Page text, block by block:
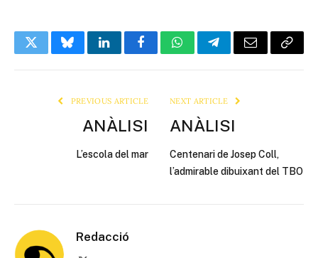
TwitterBlueskyLinkedInFacebookWhatsAppTelegramEmail Copy
PREVIOUS ARTICLE
ANÀLISI
L’escola del mar
NEXT ARTICLE
ANÀLISI
Centenari de Josep Coll,
l’admirable dibuixant del TBO
Redacció